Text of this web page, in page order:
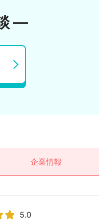
―
企業情報
5.0